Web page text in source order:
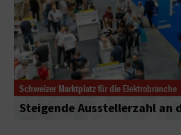
Schweizer Marktplatz für die Elektrobranche
Steigende Ausstellerzahl an